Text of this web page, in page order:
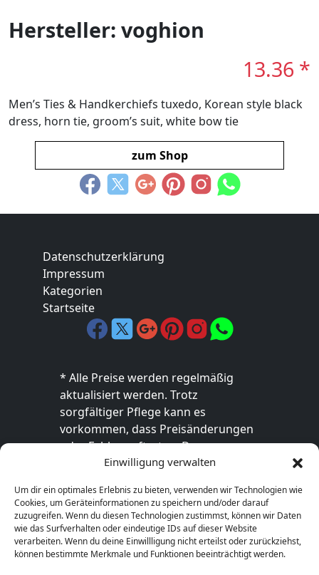
Einwilligung verwalten
Um dir ein optimales Erlebnis zu bieten, verwenden wir Technologien wie
Cookies, um Geräteinformationen zu speichern und/oder darauf
zuzugreifen. Wenn du diesen Technologien zustimmst, können wir Daten
wie das Surfverhalten oder eindeutige IDs auf dieser Website
verarbeiten. Wenn du deine Einwillligung nicht erteilst oder zurückziehst,
können bestimmte Merkmale und Funktionen beeinträchtigt werden.
Hersteller: voghion
13.36 *
Men’s Ties & Handkerchiefs tuxedo, Korean style black
dress, horn tie, groom’s suit, white bow tie
zum Shop
Datenschutzerklärung
Impressum
Kategorien
Startseite
* Alle Preise werden regelmäßig
aktualisiert werden. Trotz
sorgfältiger Pflege kann es
vorkommen, dass Preisänderungen
oder Fehler auftreten. Der
endgültige Preis sowie die
ausschließlich im jeweiligen Online-
Shop des Anbieters verbindlich. Bitte
überprüfe den Preis vor dem Kauf
direkt beim Händler.